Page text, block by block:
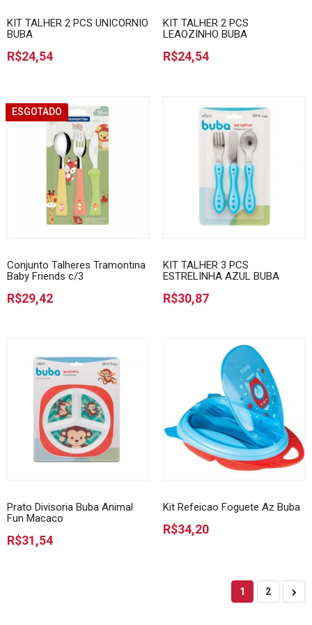
KIT TALHER 2 PCS UNICORNIO
BUBA
R$24,54
KIT TALHER 2 PCS
LEAOZINHO BUBA
R$24,54
ESGOTADO
Conjunto Talheres Tramontina
Baby Friends c/3
R$29,42
KIT TALHER 3 PCS
ESTRELINHA AZUL BUBA
R$30,87
Prato Divisoria Buba Animal
Fun Macaco
R$31,54
Kit Refeicao Foguete Az Buba
R$34,20
1 2